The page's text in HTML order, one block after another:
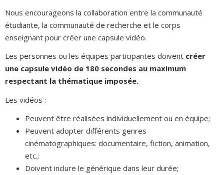
Nous encourageons la collaboration entre la communauté
étudiante, la communauté de recherche et le corps
enseignant pour créer une capsule vidéo.
Les personnes ou les équipes participantes doivent créer
une capsule vidéo de 180 secondes au maximum
respectant la thématique imposée.
Les vidéos :
Peuvent être réalisées individuellement ou en équipe;
Peuvent adopter différents genres
cinématographiques: documentaire, fiction, animation,
etc.;
Doivent inclure le générique dans leur durée;